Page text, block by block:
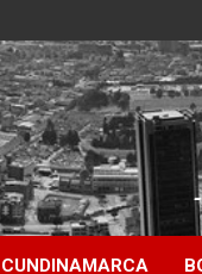
CUNDINAMARCA